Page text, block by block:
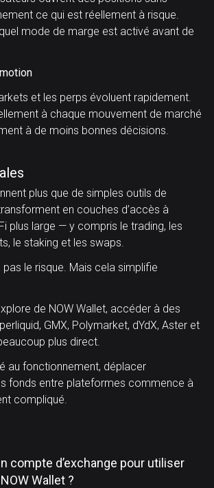
ce qui est réellement à risque.
mode de marge est activé avant de
et les perps évoluent rapidement.
à chaque mouvement de marché
à de moins bonnes décisions.
plus que de simples outils de
en couches d’accès à
plus large — y compris le trading, les
le staking et les swaps.
pas le risque. Mais cela simplifie
de NOW Wallet, accéder à des
GMX, Polymarket, dYdX, Aster et
plus direct.
au fonctionnement, déplacer
fonds entre plateformes commence à
compliqué.
compte d’exchange pour utiliser
Wallet ?